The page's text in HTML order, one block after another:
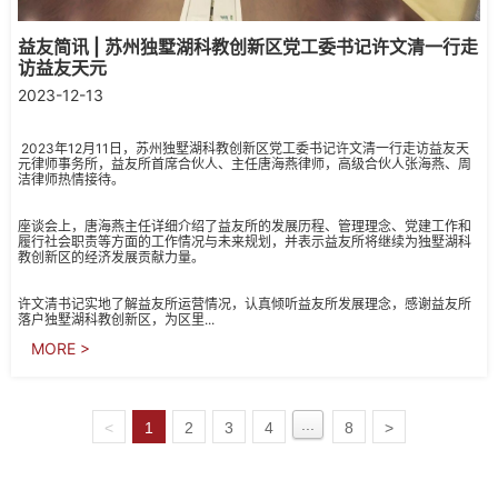
益友简讯 | 苏州独墅湖科教创新区党工委书记许文清一行走
访益友天元
2023-12-13
2023年12月11日，苏州独墅湖科教创新区党工委书记许文清一行走访益友天
元律师事务所，益友所首席合伙人、主任唐海燕律师，高级合伙人张海燕、周
洁律师热情接待。
座谈会上，唐海燕主任详细介绍了益友所的发展历程、管理理念、党建工作和
履行社会职责等方面的工作情况与未来规划，并表示益友所将继续为独墅湖科
教创新区的经济发展贡献力量。
许文清书记实地了解益友所运营情况，认真倾听益友所发展理念，感谢益友所
落户独墅湖科教创新区，为区里...
MORE >
< 1 2 3 4 8 >